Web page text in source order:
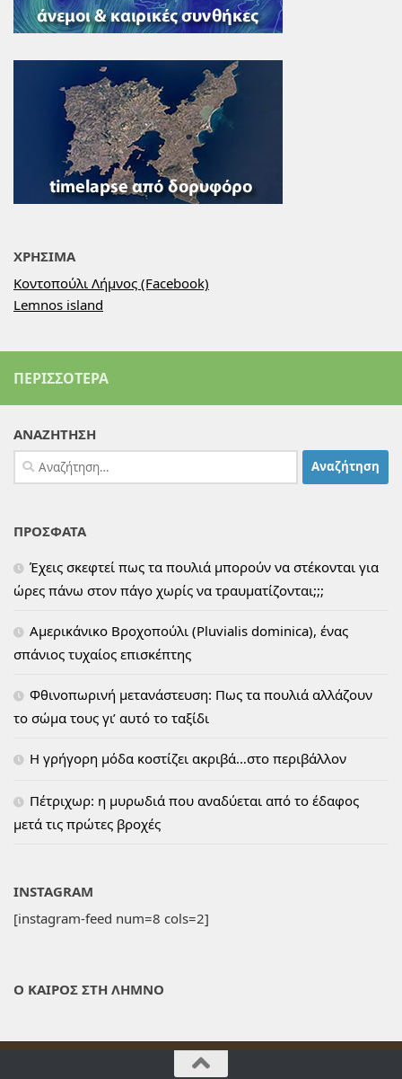
ΧΡΗΣΙΜΑ
Κοντοπούλι Λήμνος (Facebook)
Lemnos island
ΠΕΡΙΣΣΌΤΕΡΑ
ΑΝΑΖΗΤΗΣΗ
Αναζήτηση
για:
ΠΡΟΣΦΑΤΑ
Έχεις σκεφτεί πως τα πουλιά μπορούν να στέκονται για
ώρες πάνω στον πάγο χωρίς να τραυματίζονται;;;
Αμερικάνικο Βροχοπούλι (Pluvialis dominica), ένας
σπάνιος τυχαίος επισκέπτης
Φθινοπωρινή μετανάστευση: Πως τα πουλιά αλλάζουν
το σώμα τους γι’ αυτό το ταξίδι
H γρήγορη μόδα κοστίζει ακριβά…στο περιβάλλον
Πέτριχωρ: η μυρωδιά που αναδύεται από το έδαφος
μετά τις πρώτες βροχές
INSTAGRAM
[instagram-feed num=8 cols=2]
Ο ΚΑΙΡΟΣ ΣΤΗ ΛΗΜΝΟ